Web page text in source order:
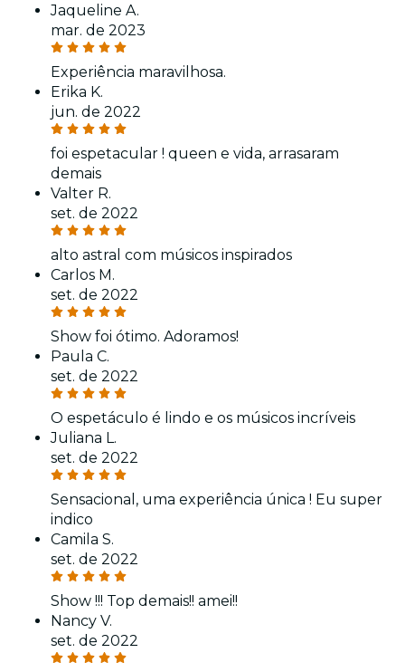
Jaqueline A.
mar. de 2023
Experiência maravilhosa.
Erika K.
jun. de 2022
foi espetacular ! queen e vida, arrasaram
demais
Valter R.
set. de 2022
alto astral com músicos inspirados
Carlos M.
set. de 2022
Show foi ótimo. Adoramos!
Paula C.
set. de 2022
O espetáculo é lindo e os músicos incríveis
Juliana L.
set. de 2022
Sensacional, uma experiência única ! Eu super
indico
Camila S.
set. de 2022
Show !!! Top demais!! amei!!
Nancy V.
set. de 2022